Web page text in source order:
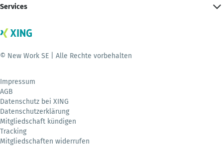
Services
© New Work SE | Alle Rechte vorbehalten
Impressum
AGB
Datenschutz bei XING
Datenschutzerklärung
Mitgliedschaft kündigen
Tracking
Mitgliedschaften widerrufen